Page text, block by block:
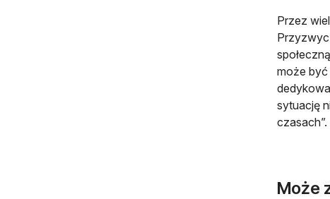
Przez
może być
sytuację
Może